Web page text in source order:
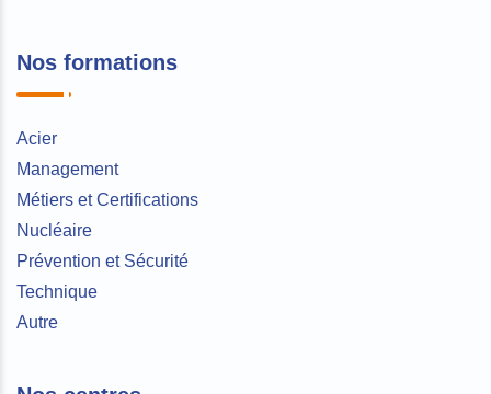
Nos formations
Acier
Management
Métiers et Certifications
Nucléaire
Prévention et Sécurité
Technique
Autre